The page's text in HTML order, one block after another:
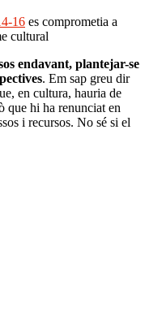
16 es comprometia a
cultural
endavant, plantejar-se
. Em sap greu dir
en cultura, hauria de
que hi ha renunciat en
i recursos. No sé si el